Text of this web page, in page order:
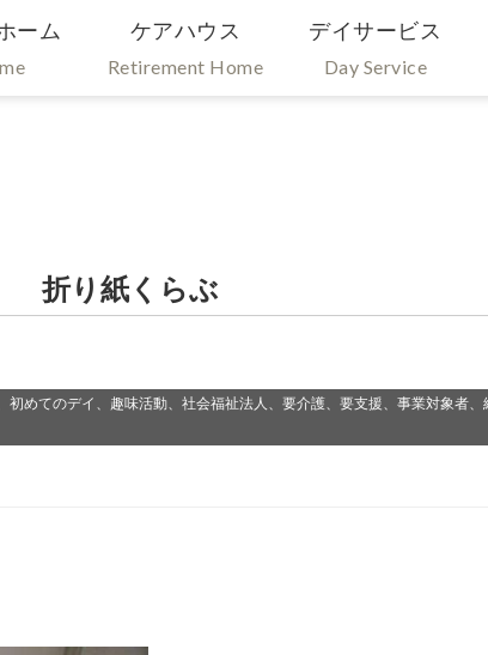
ーム ケアハウス
Retirement Home
デイサービス
Day Service
折り紙くらぶ
めてのデイ、趣味活動、社会福祉法人、要介護、要支援、事業対象者、